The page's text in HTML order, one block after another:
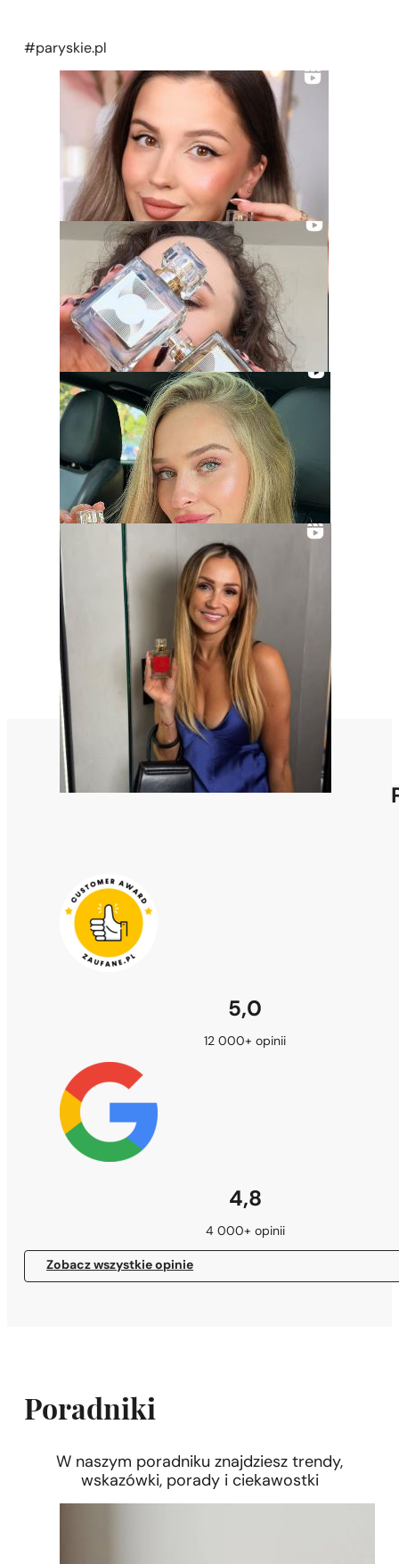
#paryskie.pl
5,0
12 000+ opinii
4,8
4 000+ opinii
Zobacz wszystkie opinie
Poradniki
W naszym poradniku znajdziesz trendy,
wskazówki, porady i ciekawostki